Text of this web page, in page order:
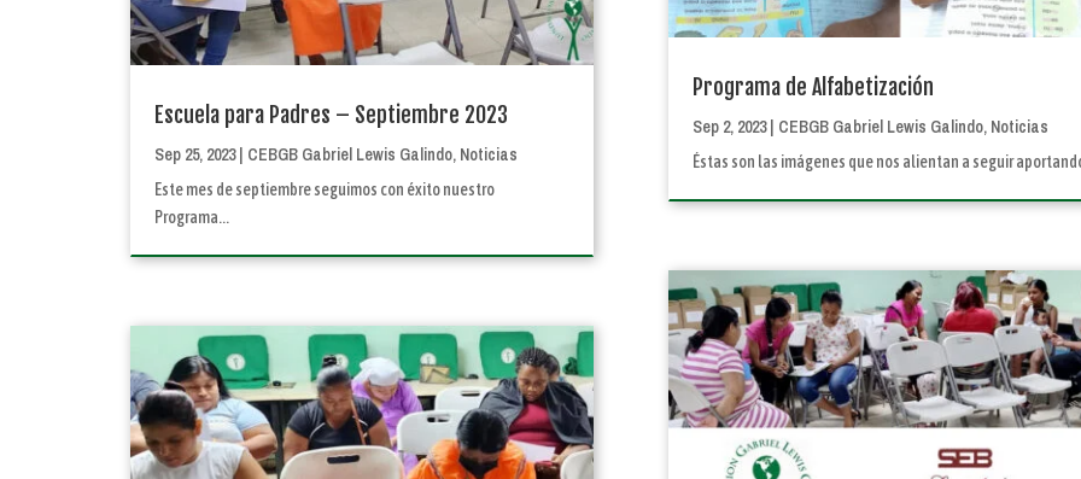
Escuela para Padres – Septiembre 2023
Sep 25, 2023| CEBGB Gabriel Lewis Galindo, Noticias
Este mes de septiembre seguimos con éxito nuestro
Programa...
Programa de Alfabetización
Sep 2, 2023| CEBGB Gabriel Lewis Galindo, Noticias
Éstas son las imágenes que nos alientan a seguir